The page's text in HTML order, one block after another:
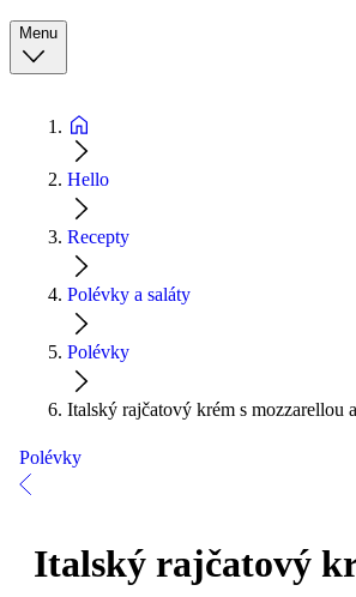
Menu
Hello
Recepty
Polévky a saláty
Polévky
Italský rajčatový krém s mozzarellou
Polévky
Italský rajčatový